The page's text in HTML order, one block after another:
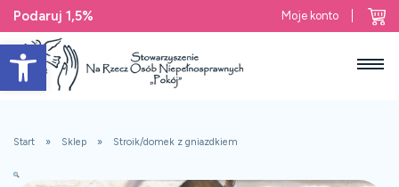
Open toolbar
Podaruj 1,5% Moje konto
Start Sklep Stroik/domek z gniazdkiem